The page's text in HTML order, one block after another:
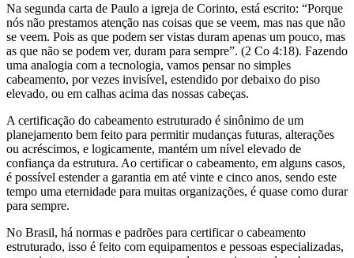
Na segunda carta de Paulo a igreja de Corinto, está escrito: “Porque
nós não prestamos atenção nas coisas que se veem, mas nas que não
se veem. Pois as que podem ser vistas duram apenas um pouco, mas
as que não se podem ver, duram para sempre”. (2 Co 4:18). Fazendo
uma analogia com a tecnologia, vamos pensar no simples
cabeamento, por vezes invisível, estendido por debaixo do piso
elevado, ou em calhas acima das nossas cabeças.
A certificação do cabeamento estruturado é sinônimo de um
planejamento bem feito para permitir mudanças futuras, alterações
ou acréscimos, e logicamente, mantém um nível elevado de
confiança da estrutura. Ao certificar o cabeamento, em alguns casos,
é possível estender a garantia em até vinte e cinco anos, sendo este
tempo uma eternidade para muitas organizações, é quase como durar
para sempre.
No Brasil, há normas e padrões para certificar o cabeamento
estruturado, isso é feito com equipamentos e pessoas especializadas,